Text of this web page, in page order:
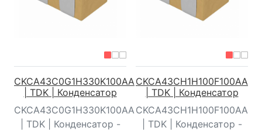
CKCA43C0G1H330K100AA
| TDK | Конденсатор
CKCA43C0G1H330K100AA
| TDK | Конденсатор -
CKCA43CH1H100F100AA
| TDK | Конденсатор
CKCA43CH1H100F100AA
| TDK | Конденсатор -